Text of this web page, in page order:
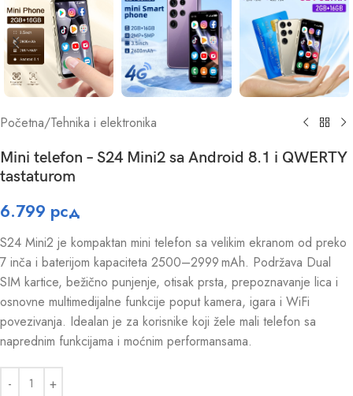
Početna/Tehnika i elektronika
Mini telefon – S24 Mini2 sa Android 8.1 i QWERTY
tastaturom
6.799 рсд
S24 Mini2 je kompaktan mini telefon sa velikim ekranom od preko
7 inča i baterijom kapaciteta 2500–2999 mAh. Podržava Dual
SIM kartice, bežično punjenje, otisak prsta, prepoznavanje lica i
osnovne multimedijalne funkcije poput kamera, igara i WiFi
povezivanja. Idealan je za korisnike koji žele mali telefon sa
naprednim funkcijama i moćnim performansama.